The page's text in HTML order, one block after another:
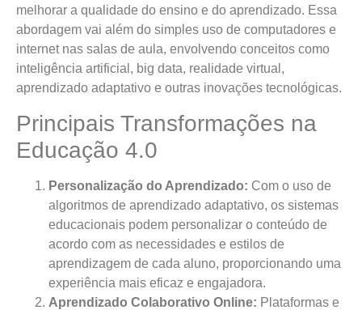
melhorar a qualidade do ensino e do aprendizado. Essa
abordagem vai além do simples uso de computadores e
internet nas salas de aula, envolvendo conceitos como
inteligência artificial, big data, realidade virtual,
aprendizado adaptativo e outras inovações tecnológicas.
Principais Transformações na
Educação 4.0
Personalização do Aprendizado: Com o uso de
algoritmos de aprendizado adaptativo, os sistemas
educacionais podem personalizar o conteúdo de
acordo com as necessidades e estilos de
aprendizagem de cada aluno, proporcionando uma
experiência mais eficaz e engajadora.
Aprendizado Colaborativo Online: Plataformas e